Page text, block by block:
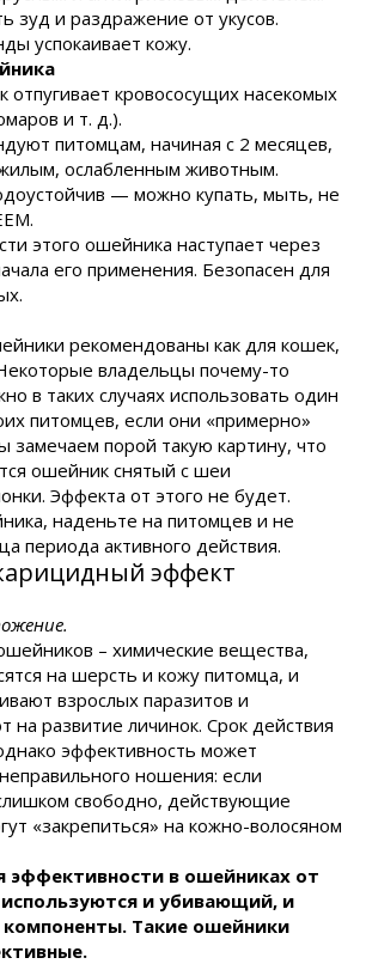
зуд и раздражение от укусов.
успокаивает кожу.
кровососущих насекомых
и т. д.).
питомцам, начиная с 2 месяцев,
ослабленным животным.
— можно купать, мыть, не
этого ошейника наступает через
его применения. Безопасен для
рекомендованы как для кошек,
владельцы почему-то
в таких случаях использовать один
питомцев, если они «примерно»
замечаем порой такую картину, что
ошейник снятый с шеи
Эффекта от этого не будет.
наденьте на питомцев и не
периода активного действия.
эффект
– химические вещества,
на шерсть и кожу питомца, и
взрослых паразитов и
на развитие личинок. Срок действия
эффективность может
ношения: если
свободно, действующие
«закрепиться» на кожно-волосяном
эффективности в ошейниках от
и убивающий, и
Такие ошейники